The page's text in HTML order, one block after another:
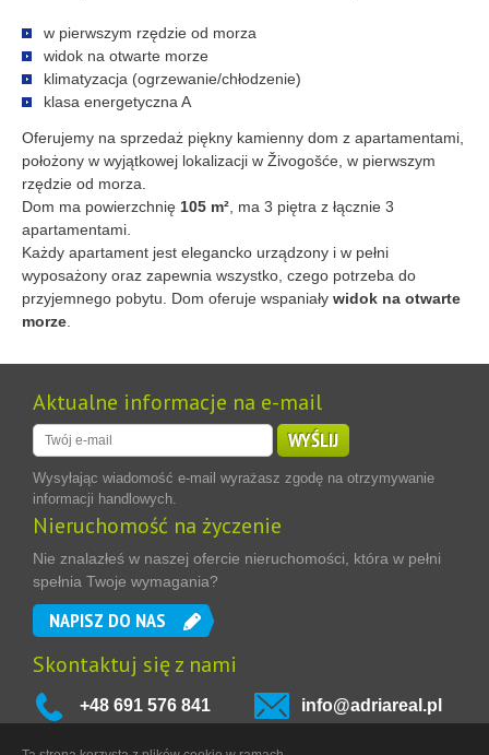
w pierwszym rzędzie od morza
widok na otwarte morze
klimatyzacja (ogrzewanie/chłodzenie)
klasa energetyczna A
Oferujemy na sprzedaż piękny kamienny dom z apartamentami,
położony w wyjątkowej lokalizacji w Živogošće, w pierwszym
rzędzie od morza.
Dom ma powierzchnię 105 m² , ma 3 piętra z łącznie 3
apartamentami.
Każdy apartament jest elegancko urządzony i w pełni
wyposażony oraz zapewnia wszystko, czego potrzeba do
przyjemnego pobytu. Dom oferuje wspaniały widok na otwarte
morze
Aktualne informacje na e-mail
WYŚLIJ
Wysyłając wiadomość e-mail wyrażasz zgodę na otrzymywanie
informacji handlowych.
Nieruchomość na życzenie
Nie znalazłeś w naszej ofercie nieruchomości, która w pełni
spełnia Twoje wymagania?
NAPISZ DO NAS
Skontaktuj się z nami
+48 691 576 841 info@adriareal.pl